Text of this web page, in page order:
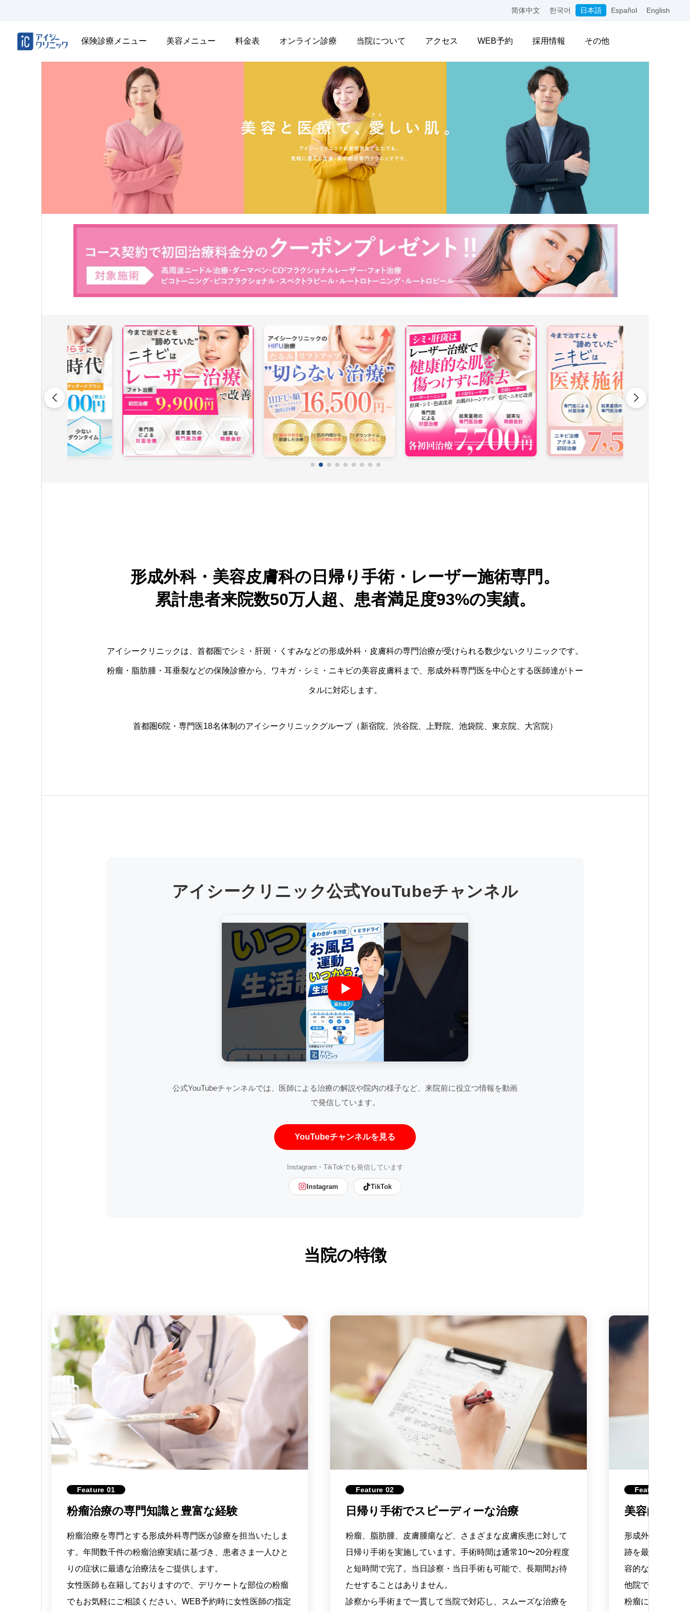
简体中文 한국어 日本語 Español English
保険診療メニュー 美容メニュー 料金表 オンライン診療 当院について アクセス WEB予約 採用情報 その他
形成外科・美容皮膚科の日帰り手術・レーザー施術専門。
累計患者来院数50万人超、患者満足度93%の実績。
アイシークリニックは、首都圏でシミ・肝斑・くすみなどの形成外科・皮膚科の専門治療が受けられる数少ないクリニックです。
粉瘤・脂肪腫・耳垂裂などの保険診療から、ワキガ・シミ・ニキビの美容皮膚科まで、形成外科専門医を中心とする医師達がトー
タルに対応します。
首都圏6院・専門医18名体制のアイシークリニックグループ（新宿院、渋谷院、上野院、池袋院、東京院、大宮院）
アイシークリニック公式YouTubeチャンネル
公式YouTubeチャンネルでは、医師による治療の解説や院内の様子など、来院前に役立つ情報を動画
で発信しています。
YouTubeチャンネルを見る
Instagram・TikTokでも発信しています
Instagram TikTok
当院の特徴
Feature 01
粉瘤治療の専門知識と豊富な経験
粉瘤治療を専門とする形成外科専門医が診療を担当いたしま
す。年間数千件の粉瘤治療実績に基づき、患者さま一人ひと
りの症状に最適な治療法をご提供します。
女性医師も在籍しておりますので、デリケートな部位の粉瘤
でもお気軽にご相談ください。WEB予約時に女性医師の指定
Feature 02
日帰り手術でスピーディーな治療
粉瘤、脂肪腫、皮膚腫瘍など、さまざまな皮膚疾患に対して
日帰り手術を実施しています。手術時間は通常10〜20分程度
と短時間で完了。当日診察・当日手術も可能で、長期間お待
たせすることはありません。
診察から手術まで一貫して当院で対応し、スムーズな治療を
Feature 03
美容的配慮
形成外科専門医
跡を最小限に抑
容的な仕上がり
他院で「難しい
粉瘤についても